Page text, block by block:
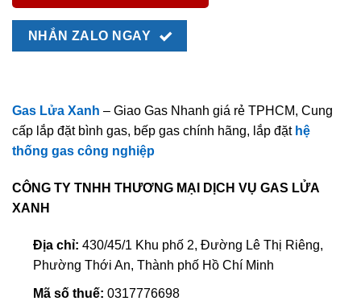
NHẮN ZALO NGAY
Gas Lửa Xanh – Giao Gas Nhanh giá rẻ TPHCM, Cung
cấp lắp đặt bình gas, bếp gas chính hãng, lắp đặt hệ
thống gas công nghiệp
CÔNG TY TNHH THƯƠNG MẠI DỊCH VỤ GAS LỬA
XANH
Địa chỉ: 430/45/1 Khu phố 2, Đường Lê Thị Riêng,
Phường Thới An, Thành phố Hồ Chí Minh
Mã số thuế: 0317776698